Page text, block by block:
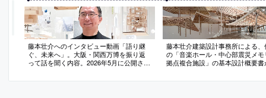
藤本壮介へのインタビュー動画「語り継
ぐ、未来へ」。大阪・関西万博を振り返
って話を聞く内容。2026年5月に公開され
藤本壮介建築設計事務所による、
の「音楽ホール・中心部震災メモ
拠点複合施設」の基本設計概要書